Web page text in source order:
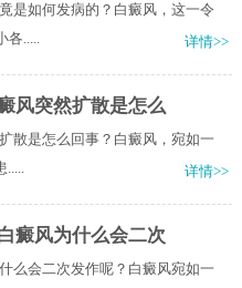
是如何发病的？白癜风，这一令
各.....
详情>>
风突然扩散是怎么
散是怎么回事？白癜风，宛如一
.....
详情>>
癜风为什么会二次
么会二次发作呢？白癜风宛如一